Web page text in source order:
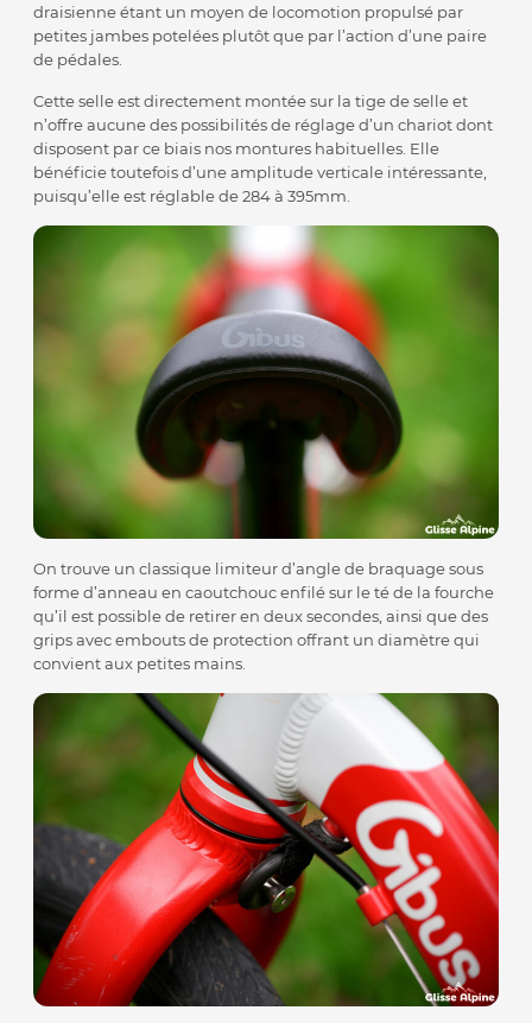
draisienne étant un moyen de locomotion propulsé par
petites jambes potelées plutôt que par l’action d’une paire
de pédales.
Cette selle est directement montée sur la tige de selle et
n’offre aucune des possibilités de réglage d’un chariot dont
disposent par ce biais nos montures habituelles. Elle
bénéficie toutefois d’une amplitude verticale intéressante,
puisqu’elle est réglable de 284 à 395mm.
On trouve un classique limiteur d’angle de braquage sous
forme d’anneau en caoutchouc enfilé sur le té de la fourche
qu’il est possible de retirer en deux secondes, ainsi que des
grips avec embouts de protection offrant un diamètre qui
convient aux petites mains.